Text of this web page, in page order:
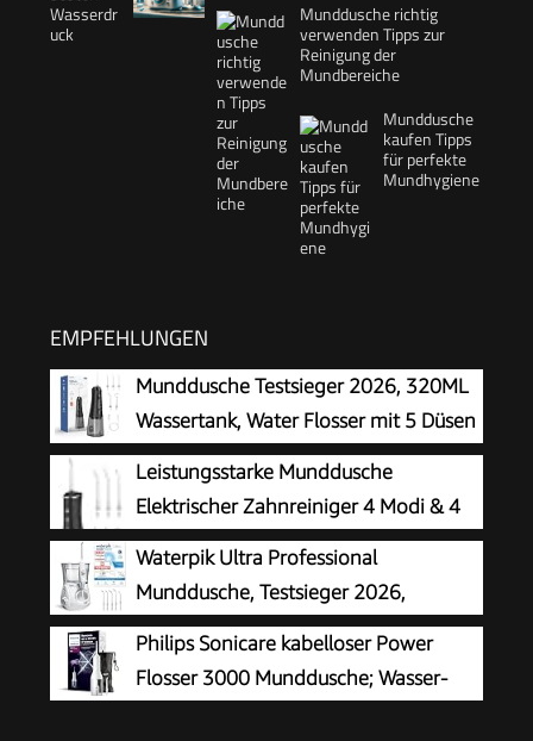
Munddusche richtig
verwenden Tipps zur
Reinigung der
Mundbereiche
Munddusche
kaufen Tipps
für perfekte
Mundhygiene
EMPFEHLUNGEN
Munddusche Testsieger 2026, 320ML
Wassertank, Water Flosser mit 5 Düsen
und 4 Modi, IPX7 Wasserdicht,USB-C-
Ladung, Oral Irrigator für Oral Health
Enthusiasten Tägliche und Reisen(Schwarz)
Leistungsstarke Munddusche
Elektrischer Zahnreiniger 4 Modi & 4
Düsen Kabellose Munddusche IPX7
Wasserdicht
Waterpik Ultra Professional
Munddusche, Testsieger 2026,
Precision Pulse Technology, TÜV
Siegel, bis zu 99,9 Prozent Plaque Entfernung,
6x Aufsätze, 10x individuelle Modi, integrierter
Philips Sonicare kabelloser Power
Flosser 3000 Munddusche; Wasser-